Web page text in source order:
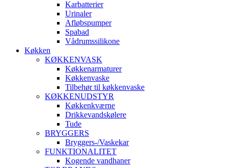
Karbatterier
Urinaler
Afløbspumper
Spabad
Vådrumssilikone
Køkken
KØKKENVASK
Køkkenarmaturer
Køkkenvaske
Tilbehør til køkkenvaske
KØKKENUDSTYR
Køkkenkværne
Drikkevandskølere
Tude
BRYGGERS
Bryggers-/Vaskekar
FUNKTIONALITET
Kogende vandhaner